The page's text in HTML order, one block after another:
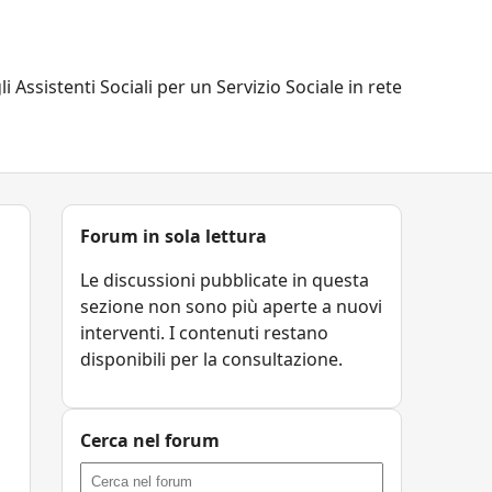
Assistenti Sociali per un Servizio Sociale in rete
Forum in sola lettura
Le discussioni pubblicate in questa
sezione non sono più aperte a nuovi
interventi. I contenuti restano
disponibili per la consultazione.
Cerca nel forum